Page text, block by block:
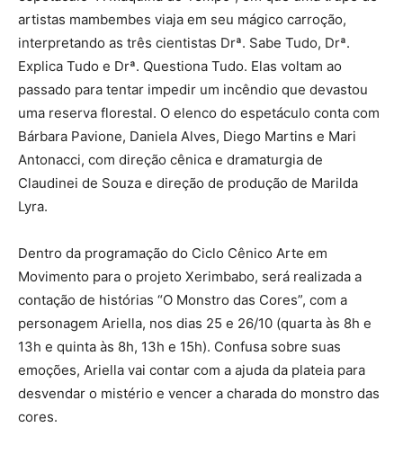
artistas mambembes viaja em seu mágico carroção,
interpretando as três cientistas Drª. Sabe Tudo, Drª.
Explica Tudo e Drª. Questiona Tudo. Elas voltam ao
passado para tentar impedir um incêndio que devastou
uma reserva florestal. O elenco do espetáculo conta com
Bárbara Pavione, Daniela Alves, Diego Martins e Mari
Antonacci, com direção cênica e dramaturgia de
Claudinei de Souza e direção de produção de Marilda
Lyra.
Dentro da programação do Ciclo Cênico Arte em
Movimento para o projeto Xerimbabo, será realizada a
contação de histórias “O Monstro das Cores”, com a
personagem Ariella, nos dias 25 e 26/10 (quarta às 8h e
13h e quinta às 8h, 13h e 15h). Confusa sobre suas
emoções, Ariella vai contar com a ajuda da plateia para
desvendar o mistério e vencer a charada do monstro das
cores.